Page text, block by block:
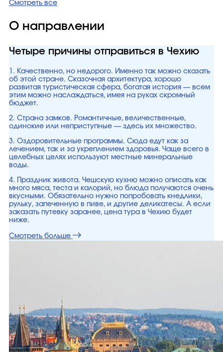
Смотреть все
О направлении
Четыре причины отправиться в Чехию
1. Качественно, но недорого. Именно так можно сказать
об этой стране. Сказочная архитектура, хорошо
развитая туристическая сфера, богатая история — всем
этим можно наслаждаться, имея на руках скромный
бюджет.
2. Страна замков. Романтичные, величественные,
одинокие или неприступные — здесь их множество.
3. Оздоровительные программы. Сюда едут как за
лечением, так и за укреплением здоровья. Чаще всего в
целебных целях используют местные минеральные
воды.
4. Праздник живота. Чешскую кухню можно описать как
много мяса, теста и калорий, но блюда получаются очень
вкусными. Обязательно нужно попробовать кнедлики,
рульку, запеченную в пиве, и другие деликатесы. А если
заказать путевку заранее, цена тура в Чехию будет
ниже.
Смотреть больше